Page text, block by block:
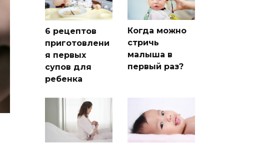
6 рецептов
приготовлени
я первых
супов для
ребенка
Когда можно
стричь
малыша в
первый раз?